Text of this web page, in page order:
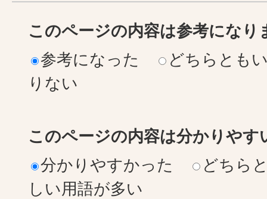
このページの内容は参考になり
参考になった
どちらとも
りない
このページの内容は分かりやす
分かりやすかった
どちら
しい用語が多い